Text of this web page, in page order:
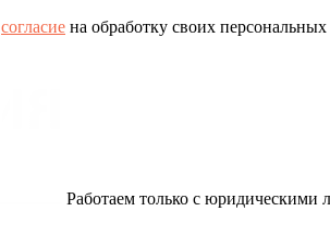
согласие на обработку своих
Работаем только с юридическими